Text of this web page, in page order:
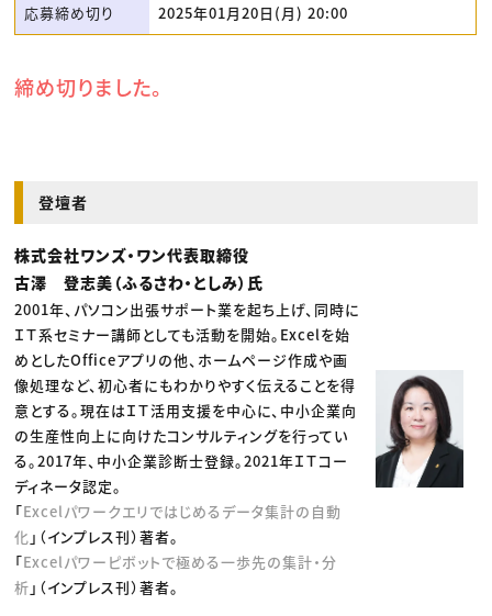
応募締め切り 2025年01月20日(月) 20:00
締め切りました。
登壇者
株式会社ワンズ・ワン代表取締役
古澤 登志美（ふるさわ・としみ）氏
2001年、パソコン出張サポート業を起ち上げ、同時に
ＩＴ系セミナー講師としても活動を開始。Excelを始
めとしたOfficeアプリの他、ホームページ作成や画
像処理など、初心者にもわかりやすく伝えることを得
意とする。現在はＩＴ活用支援を中心に、中小企業向
の生産性向上に向けたコンサルティングを行ってい
る。2017年、中小企業診断士登録。2021年ＩＴコー
ディネータ認定。
「Excelパワークエリではじめるデータ集計の自動
化 」（インプレス刊）著者。
「Excelパワーピボットで極める一歩先の集計・分
析 」（インプレス刊）著者。